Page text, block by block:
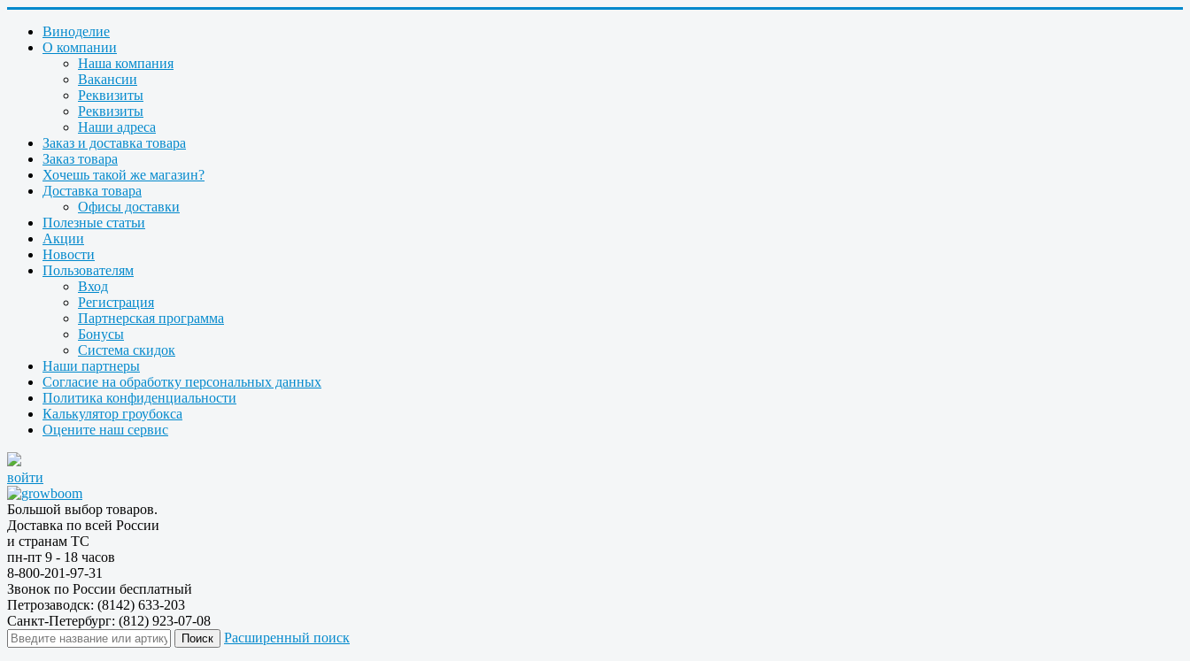
Виноделие
О компании
Наша компания
Вакансии
Реквизиты
Реквизиты
Наши адреса
Заказ и доставка товара
Заказ товара
Хочешь такой же магазин?
Доставка товара
Офисы доставки
Полезные статьи
Акции
Новости
Пользователям
Вход
Регистрация
Партнерская программа
Бонусы
Система скидок
Наши партнеры
Согласие на обработку персональных данных
Политика конфиденциальности
Калькулятор гроубокса
Оцените наш сервис
войти
Большой выбор товаров.
Доставка по всей России
и странам ТС
пн-пт 9 - 18 часов
8-800-201-97-31
Звонок по России бесплатный
Петрозаводск: (8142) 633-203
Санкт-Петербург: (812) 923-07-08
Расширенный поиск